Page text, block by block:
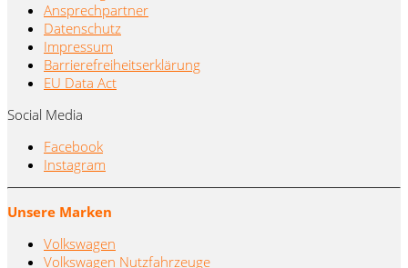
Ansprechpartner
Datenschutz
Impressum
Barrierefreiheitserklärung
EU Data Act
Social Media
Facebook
Instagram
Unsere Marken
Volkswagen
Volkswagen Nutzfahrzeuge